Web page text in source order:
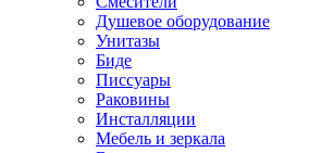
Душевое оборудование
Унитазы
Биде
Писсуары
Раковины
Инсталляции
Мебель и зеркала